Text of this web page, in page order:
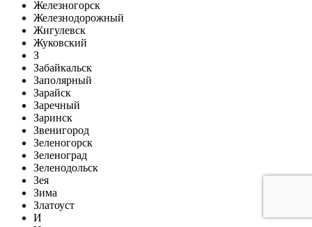
Железногорск
Железнодорожный
Жигулевск
Жуковский
З
Забайкальск
Заполярный
Зарайск
Заречный
Заринск
Звенигород
Зеленогорск
Зеленоград
Зеленодольск
Зея
Зима
Златоуст
И